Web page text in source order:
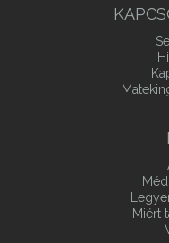
Miért